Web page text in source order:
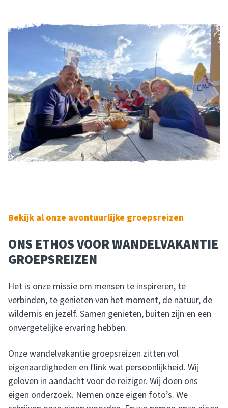
Bekijk al onze avontuurlijke groepsreizen
ONS ETHOS VOOR WANDELVAKANTIE
GROEPSREIZEN
Het is onze missie om mensen te inspireren, te
verbinden, te genieten van het moment, de natuur, de
wildernis en jezelf. Samen genieten, buiten zijn en een
onvergetelijke ervaring hebben.
Onze wandelvakantie groepsreizen zitten vol
eigenaardigheden en flink wat persoonlijkheid. Wij
geloven in aandacht voor de reiziger. Wij doen ons
eigen onderzoek. Nemen onze eigen foto’s. We